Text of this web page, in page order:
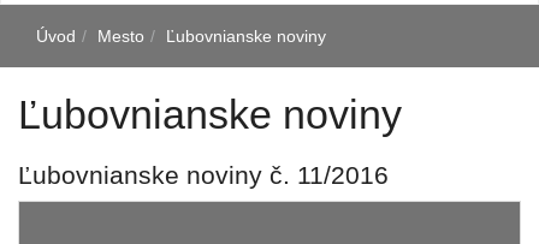
Úvod Mesto Ľubovnianske noviny
Ľubovnianske noviny
Ľubovnianske noviny č. 11/2016